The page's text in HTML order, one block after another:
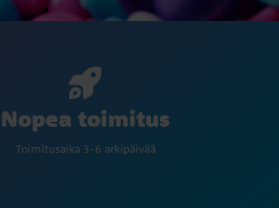
Nopea toimitus
Toimitusaika 3-6 arkipäivää